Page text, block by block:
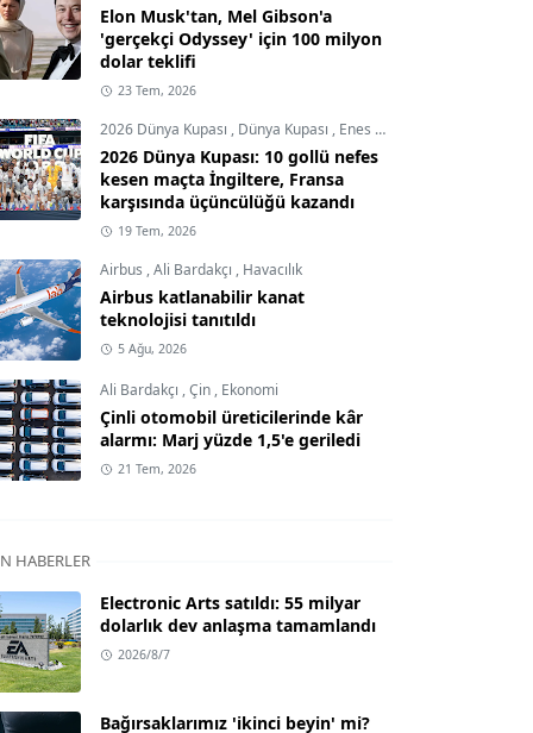
Elon Musk'tan, Mel Gibson'a
'gerçekçi Odyssey' için 100 milyon
dolar teklifi
23 Tem, 2026
2026 Dünya Kupası , Dünya Kupası , Enes Demircioğlu
2026 Dünya Kupası: 10 gollü nefes
kesen maçta İngiltere, Fransa
karşısında üçüncülüğü kazandı
19 Tem, 2026
Airbus ,Ali Bardakçı , Havacılık
Airbus katlanabilir kanat
teknolojisi tanıtıldı
5 Ağu, 2026
Ali Bardakçı ,Çin , Ekonomi
Çinli otomobil üreticilerinde kâr
alarmı: Marj yüzde 1,5'e geriledi
21 Tem, 2026
HABERLER
Electronic Arts satıldı: 55 milyar
dolarlık dev anlaşma tamamlandı
2026/8/7
Bağırsaklarımız 'ikinci beyin' mi?